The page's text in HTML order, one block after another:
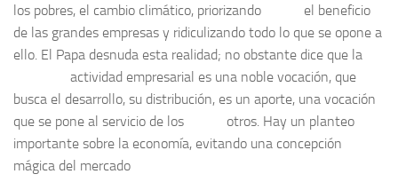
los pobres, el cambio climático, priorizando el beneficio
de las grandes empresas y ridiculizando todo lo que se opone a
ello. El Papa desnuda esta realidad; no obstante dice que la
actividad empresarial es una noble vocación, que
busca el desarrollo, su distribución, es un aporte, una vocación
que se pone al servicio de los otros. Hay un planteo
importante sobre la economía, evitando una concepción
mágica del mercado